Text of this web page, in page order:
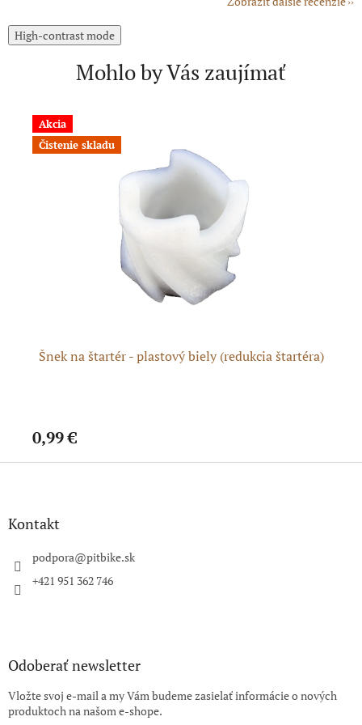
High-contrast mode
Mohlo by Vás zaujímať
Akcia
Čistenie skladu
Šnek na štartér - plastový biely (redukcia štartéra)
0,99 €
Z
Kontakt
podpora@pitbike.sk
+421 951 362 746
Odoberať newsletter
Vložte svoj e-mail a my Vám budeme zasielať informácie o nových
produktoch na našom e-shope.